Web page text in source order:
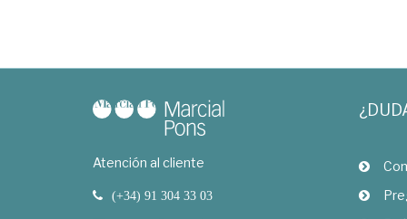
Atención al cliente
(+34) 91 304 33 03